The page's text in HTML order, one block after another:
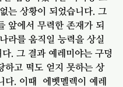
는 상황이 되었습니다. 그
앞에서 무력한 존재가 되
라를 움직일 능력을 상실
. 그 결과 예레미야는 구덩
하고 떡도 얻지 못하는 상
다. 이때  에벳멜렉이 예레